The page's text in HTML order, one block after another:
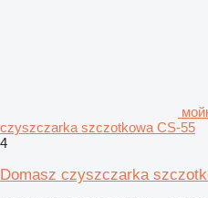
czyszczarka szczotkowa CS-55
4
Domasz czyszczarka